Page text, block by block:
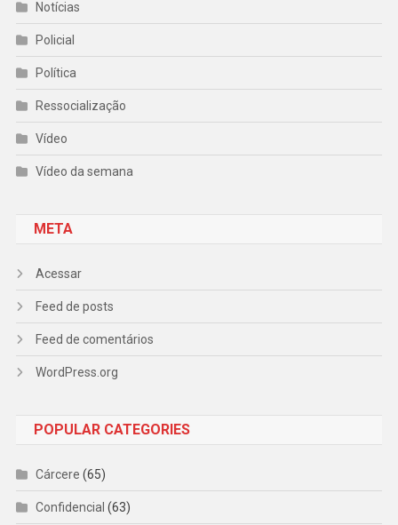
Notícias
Policial
Política
Ressocialização
Vídeo
Vídeo da semana
META
Acessar
Feed de posts
Feed de comentários
WordPress.org
POPULAR CATEGORIES
Cárcere (65)
Confidencial (63)